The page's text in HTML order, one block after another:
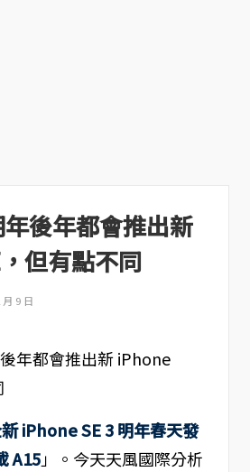
後年都會推出新
但有點不同
9 日
iPhone SE 3 明年春天發
A15」。今天天風國際分析